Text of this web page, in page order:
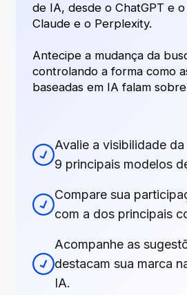
de IA, desde o ChatGPT e
Claude e o Perplexity.
Antecipe a mudança da
controlando a forma como
baseadas em IA falam
Avalie a visibilidade
9 principais modelos
Compare sua
com a dos principais
Acompanhe as
destacam sua marca
IA.